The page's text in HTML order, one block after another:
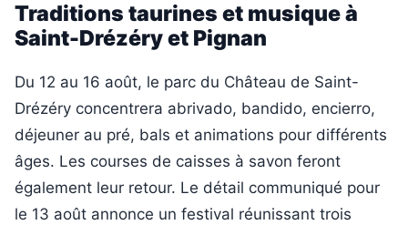
Traditions taurines et musique à
Saint-Drézéry et Pignan
Du 12 au 16 août, le parc du Château de Saint-
Drézéry concentrera abrivado, bandido, encierro,
déjeuner au pré, bals et animations pour différents
âges. Les courses de caisses à savon feront
également leur retour. Le détail communiqué pour
le 13 août annonce un festival réunissant trois